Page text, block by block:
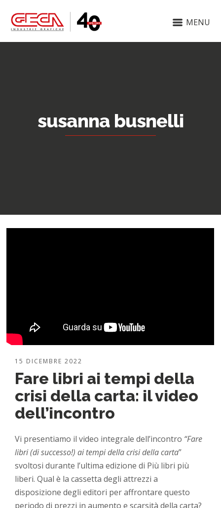
MENU
susanna busnelli
15 DICEMBRE 2022
Fare libri ai tempi della
crisi della carta: il video
dell’incontro
Vi presentiamo il video integrale dell’incontro “Fare
libri (di successo!) ai tempi della crisi della carta”
svoltosi durante l’ultima edizione di Più libri più
liberi. Qual è la cassetta degli attrezzi a
disposizione degli editori per affrontare questo
periodo di prezzi in aumento e scarsità della carta?